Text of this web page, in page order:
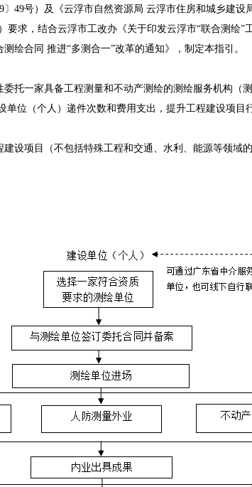
49号）及《云浮市自然资源局 云浮市住房和城乡建
要求，结合云浮市工改办《关于印发云浮市“联合测绘
绘合同 推进“多测合一”改革的通知》，制定本指引。
一家具备工程测量和不动产测绘的测绘服务机构（
位（个人）递件次数和费用支出，提升工程建设项目
项目（不包括特殊工程和交通、水利、能源等领域